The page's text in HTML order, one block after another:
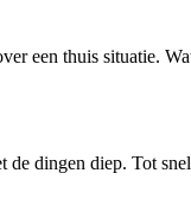
een thuis situatie.
de dingen diep. Tot